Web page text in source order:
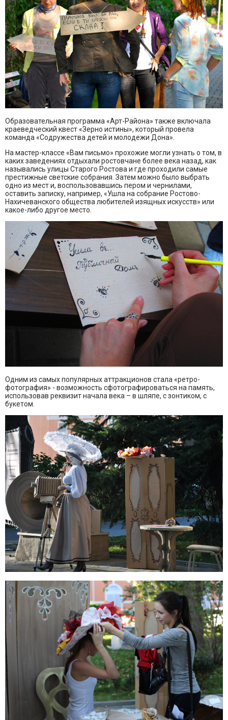
Образовательная программа «Арт-Района» также включала
краеведческий квест «Зерно истины», который провела
команда «Содружества детей и молодежи Дона».
На мастер-классе «Вам письмо» прохожие могли узнать о том, в
каких заведениях отдыхали ростовчане более века назад, как
назывались улицы Старого Ростова и где проходили самые
престижные светские собрания. Затем можно было выбрать
одно из мест и, воспользовавшись пером и чернилами,
оставить записку, например, «Ушла на собрание Ростово-
Нахичеванского общества любителей изящных искусств» или
какое-либо другое место.
Одним из самых популярных аттракционов стала «ретро-
фотография» - возможность сфотографироваться на память,
использовав реквизит начала века – в шляпе, с зонтиком, с
букетом.